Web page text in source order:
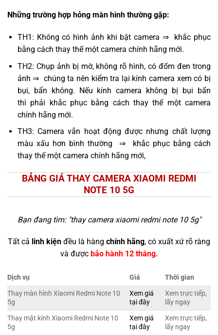
Những trường hợp hỏng màn hình thường gặp:
TH1: Không có hình ảnh khi bật camera ⇒ khắc phục
bằng cách thay thế một camera chính hãng mới.
TH2: Chụp ảnh bị mờ, không rõ hình, có đốm đen trong
ảnh ⇒ chúng ta nên kiểm tra lại kính camera xem có bị
bụi, bẩn không. Nếu kính camera không bị bụi bẩn
thì phải khắc phục bằng cách thay thế một camera
chính hãng mới.
TH3: Camera vẫn hoạt động được nhưng chất lượng
màu xấu hơn bình thường ⇒ khắc phục bằng cách
thay thế một camera chính hãng mới,
BẢNG GIÁ THAY CAMERA XIAOMI REDMI
NOTE 10 5G
Bạn đang tìm: "thay camera xiaomi redmi note 10 5g"
Tất cả linh kiện đều là hàng chính hãng, có xuất xứ rõ ràng
và được bảo hành 12 tháng.
Dịch vụ Giá
Thời gian
Thay màn hình Xiaomi Redmi Note 10
5g
Xem giá
tại đây
Xem trực tiếp,
lấy ngay
Thay mặt kính Xiaomi Redmi Note 10
5g
Xem giá
tại đây
Xem trực tiếp,
lấy ngay